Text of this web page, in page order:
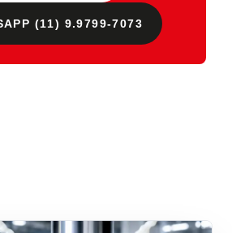
(11) 9.9799-7073